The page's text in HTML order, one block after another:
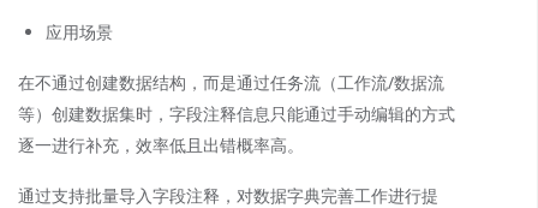
应用场景
在不通过创建数据结构，而是通过任务流（工作流/数据流
等）创建数据集时，字段注释信息只能通过手动编辑的方式
逐一进行补充，效率低且出错概率高。
通过支持批量导入字段注释，对数据字典完善工作进行提